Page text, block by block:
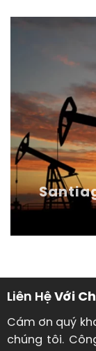
Liên Hệ Với
Cám ơn quý
chúng tôi.